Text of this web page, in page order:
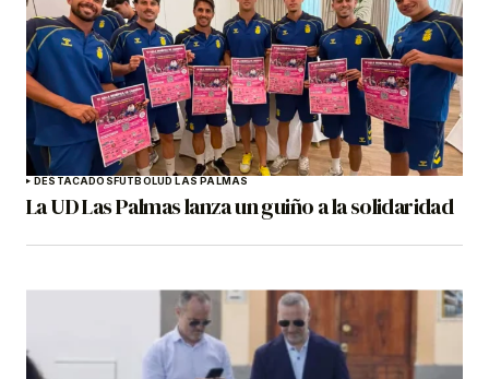
DESTACADOS FÚTBOLUD LAS PALMAS
La UD Las Palmas lanza un guiño a la solidaridad